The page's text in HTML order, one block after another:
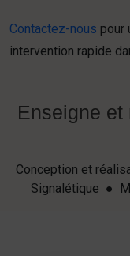
Contactez-nous pour
intervention rapide
Enseigne
Conception et
Signalétique ●